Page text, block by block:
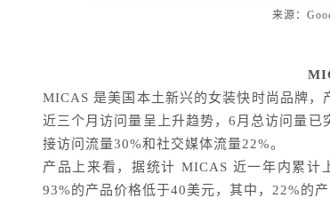
来源：
MICAS 是美国本土新兴的女装快时尚品牌
近三个月访问量呈上升趋势，6月总访问量
接访问流量30%和社交媒体流量22%。
产品上来看，据统计 MICAS 近一年内累计
93%的产品价格低于40美元，其中，22%的产